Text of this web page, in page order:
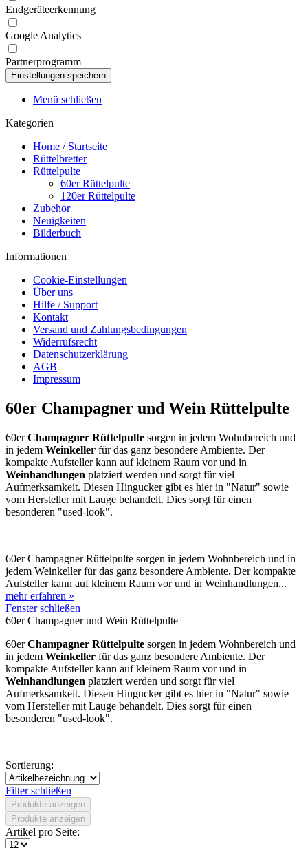
Endgeräteerkennung
Google Analytics
Partnerprogramm
Menü schließen
Kategorien
Home / Startseite
Rüttelbretter
Rüttelpulte
60er Rüttelpulte
120er Rüttelpulte
Zubehör
Neuigkeiten
Bilderbuch
Informationen
Cookie-Einstellungen
Über uns
Hilfe / Support
Kontakt
Versand und Zahlungsbedingungen
Widerrufsrecht
Datenschutzerklärung
AGB
Impressum
60er Champagner und Wein Rüttelpulte
60erChampagner Rüttelpulte sorgen in jedem Wohnbereich und
in jedem Weinkeller für das ganz besondere Ambiente. Der
kompakte Aufsteller kann auf kleinem Raum vor und in
Weinhandlungen platziert werden und sorgt für viel
Aufmerksamkeit. Diesen Hingucker gibt es hier in "Natur" sowie
vom Hersteller mit Lauge behandelt. Dies sorgt für einen
besonderen "used-look".
60er Champagner Rüttelpulte sorgen in jedem Wohnbereich und in
jedem Weinkeller für das ganz besondere Ambiente. Der kompakte
Aufsteller kann auf kleinem Raum vor und in Weinhandlungen...
mehr erfahren »
Fenster schließen
60er Champagner und Wein Rüttelpulte
60erChampagner Rüttelpulte sorgen in jedem Wohnbereich und
in jedem Weinkeller für das ganz besondere Ambiente. Der
kompakte Aufsteller kann auf kleinem Raum vor und in
Weinhandlungen platziert werden und sorgt für viel
Aufmerksamkeit. Diesen Hingucker gibt es hier in "Natur" sowie
vom Hersteller mit Lauge behandelt. Dies sorgt für einen
besonderen "used-look".
Sortierung:
Filter schließen
Produkte anzeigen
Produkte anzeigen
Artikel pro Seite: